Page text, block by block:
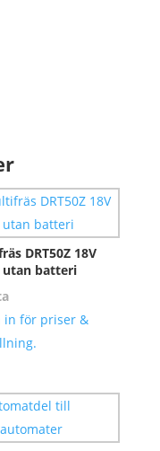
DRT50Z 18V
utan batteri
in för priser &